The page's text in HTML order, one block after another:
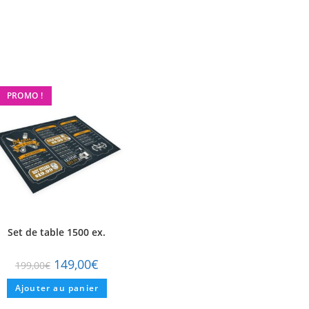
PROMO !
Set de table 1500 ex.
199,00€ 149,00€
Ajouter au panier